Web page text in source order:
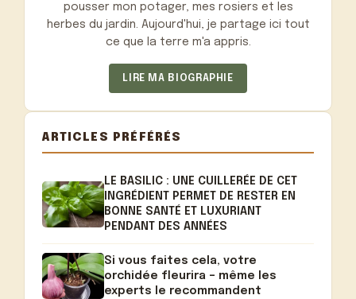
pousser mon potager, mes rosiers et les
herbes du jardin. Aujourd'hui, je partage ici tout
ce que la terre m'a appris.
LIRE MA BIOGRAPHIE
ARTICLES PRÉFÉRÉS
LE BASILIC : UNE CUILLERÉE DE CET
INGRÉDIENT PERMET DE RESTER EN
BONNE SANTÉ ET LUXURIANT
PENDANT DES ANNÉES
Si vous faites cela, votre
orchidée fleurira – même les
experts le recommandent